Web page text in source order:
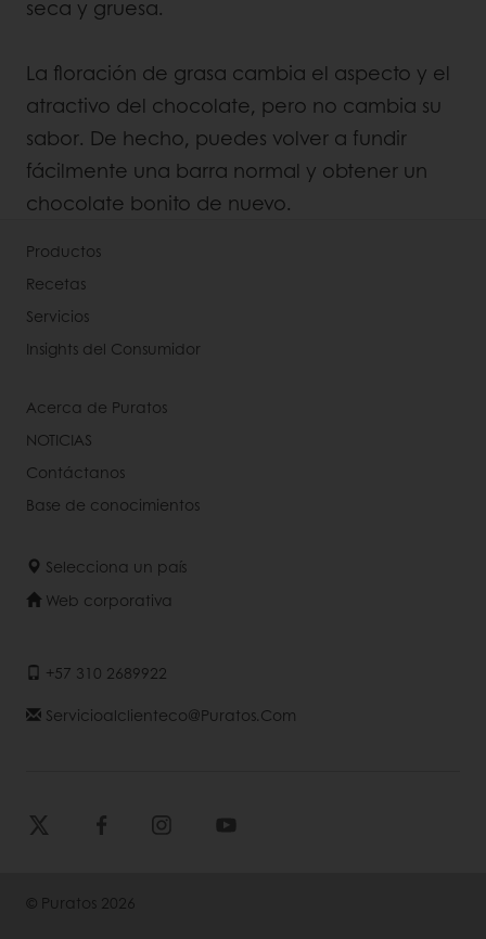
seca y gruesa.
La floración de grasa cambia el aspecto y el
atractivo del chocolate, pero no cambia su
sabor. De hecho, puedes volver a fundir
fácilmente una barra normal y obtener un
chocolate bonito de nuevo.
Productos
Recetas
Servicios
Insights del Consumidor
Acerca de Puratos
NOTICIAS
Contáctanos
Base de conocimientos
Selecciona un país
Web corporativa
+57 310 2689922
Servicioalclienteco@puratos.com
© Puratos 2026